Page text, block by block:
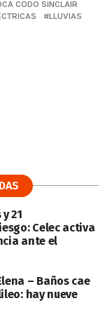
CODO SINCLAIR
LLUVIAS
21
Celec activa
ante el
– Baños cae
hay nueve